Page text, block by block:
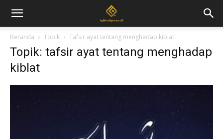
Beranda Topik Tafsir ayat tentang menghadap kiblat
Topik: tafsir ayat tentang menghadap
kiblat